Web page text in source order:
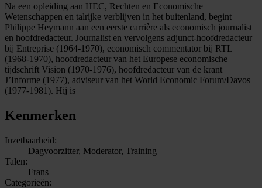
Na een opleiding aan HEC, Rechten en Economische
Wetenschappen en talrijke verblijven in het buitenland, begint
Philippe Heymann aan een eerste carrière als economisch journalist
en hoofdredacteur. Journalist en vervolgens adjunct-hoofdredacteur
bij Entreprise (1964-1970), economisch commentator bij RTL
(1968-1970), hoofdredacteur van het Europese economische
tijdschrift Vision (1970-1976), hoofdredacteur van de krant
J’Informe (1977), adviseur van het World Economic Forum/Davos
(1977-1981). Hij is
Kenmerken
Inzetbaarheid:
Dagvoorzitter, Moderator, Training
Talen:
Frans
Categorieën: